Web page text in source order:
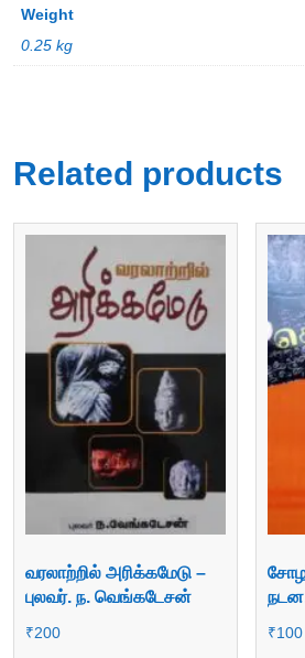
Weight
0.25 kg
Related products
வரலாற்றில் அரிக்கமேடு –
புலவர். ந. வெங்கடேசன்
₹200 ₹100